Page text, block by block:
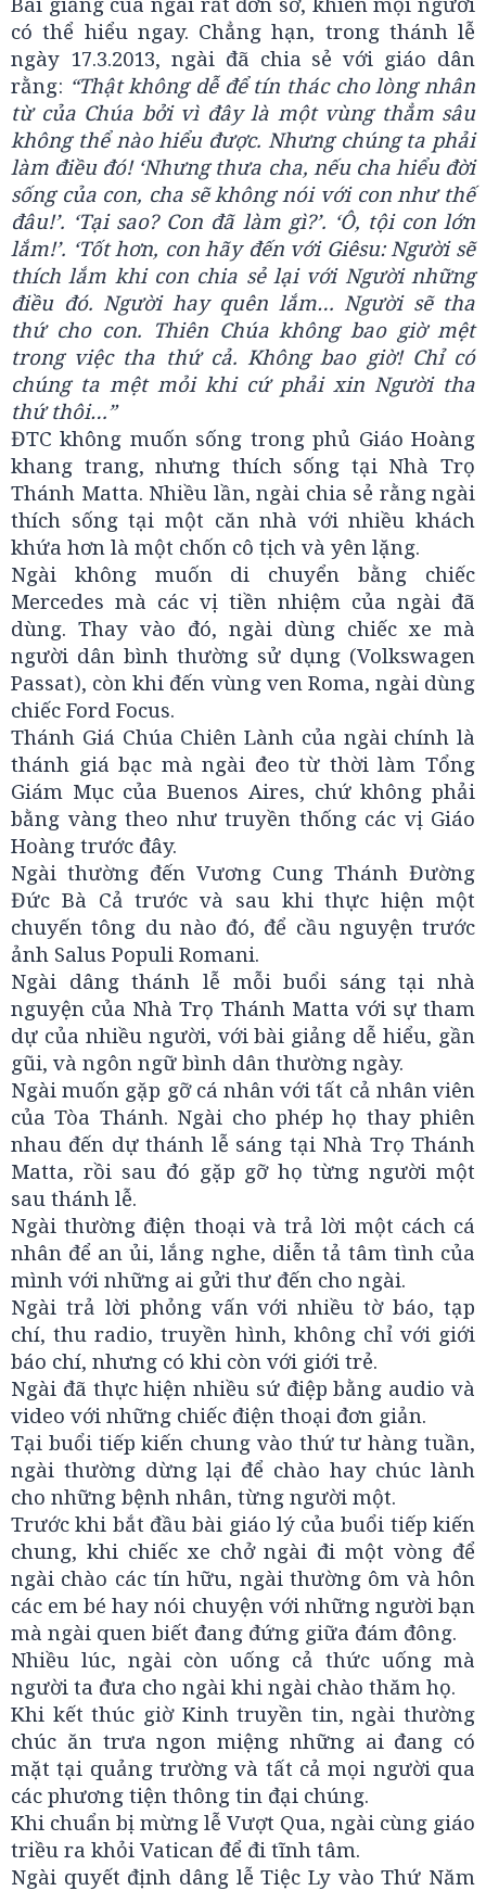
có thể hiểu ngay. Chẳng hạn, trong thánh lễ
ngày 17.3.2013, ngài đã chia sẻ với giáo dân
rằng: “Thật không dễ để tín thác cho lòng nhân
từ của Chúa bởi vì đây là một vùng thẳm sâu
không thể nào hiểu được. Nhưng chúng ta phải
làm điều đó! ‘Nhưng thưa cha, nếu cha hiểu đời
sống của con, cha sẽ không nói với con như thế
đâu!’. ‘Tại sao? Con đã làm gì?’. ‘Ô, tội con lớn
lắm!’. ‘Tốt hơn, con hãy đến với Giêsu: Người sẽ
thích lắm khi con chia sẻ lại với Người những
điều đó. Người hay quên lắm… Người sẽ tha
thứ cho con. Thiên Chúa không bao giờ mệt
trong việc tha thứ cả. Không bao giờ! Chỉ có
chúng ta mệt mỏi khi cứ phải xin Người tha
thứ thôi…”
ĐTC không muốn sống trong phủ Giáo Hoàng
khang trang, nhưng thích sống tại Nhà Trọ
Thánh Matta. Nhiều lần, ngài chia sẻ rằng ngài
thích sống tại một căn nhà với nhiều khách
khứa hơn là một chốn cô tịch và yên lặng.
Ngài không muốn di chuyển bằng chiếc
Mercedes mà các vị tiền nhiệm của ngài đã
dùng. Thay vào đó, ngài dùng chiếc xe mà
người dân bình thường sử dụng (Volkswagen
Passat), còn khi đến vùng ven Roma, ngài dùng
chiếc Ford Focus.
Thánh Giá Chúa Chiên Lành của ngài chính là
thánh giá bạc mà ngài đeo từ thời làm Tổng
Giám Mục của Buenos Aires, chứ không phải
bằng vàng theo như truyền thống các vị Giáo
Hoàng trước đây.
Ngài thường đến Vương Cung Thánh Đường
Đức Bà Cả trước và sau khi thực hiện một
chuyến tông du nào đó, để cầu nguyện trước
ảnh Salus Populi Romani.
Ngài dâng thánh lễ mỗi buổi sáng tại nhà
nguyện của Nhà Trọ Thánh Matta với sự tham
dự của nhiều người, với bài giảng dễ hiểu, gần
gũi, và ngôn ngữ bình dân thường ngày.
Ngài muốn gặp gỡ cá nhân với tất cả nhân viên
của Tòa Thánh. Ngài cho phép họ thay phiên
nhau đến dự thánh lễ sáng tại Nhà Trọ Thánh
Matta, rồi sau đó gặp gỡ họ từng người một
sau thánh lễ.
Ngài thường điện thoại và trả lời một cách cá
nhân để an ủi, lắng nghe, diễn tả tâm tình của
mình với những ai gửi thư đến cho ngài.
Ngài trả lời phỏng vấn với nhiều tờ báo, tạp
chí, thu radio, truyền hình, không chỉ với giới
báo chí, nhưng có khi còn với giới trẻ.
Ngài đã thực hiện nhiều sứ điệp bằng audio và
video với những chiếc điện thoại đơn giản.
Tại buổi tiếp kiến chung vào thứ tư hàng tuần,
ngài thường dừng lại để chào hay chúc lành
cho những bệnh nhân, từng người một.
Trước khi bắt đầu bài giáo lý của buổi tiếp kiến
chung, khi chiếc xe chở ngài đi một vòng để
ngài chào các tín hữu, ngài thường ôm và hôn
các em bé hay nói chuyện với những người bạn
mà ngài quen biết đang đứng giữa đám đông.
Nhiều lúc, ngài còn uống cả thức uống mà
người ta đưa cho ngài khi ngài chào thăm họ.
Khi kết thúc giờ Kinh truyền tin, ngài thường
chúc ăn trưa ngon miệng những ai đang có
mặt tại quảng trường và tất cả mọi người qua
các phương tiện thông tin đại chúng.
Khi chuẩn bị mừng lễ Vượt Qua, ngài cùng giáo
triều ra khỏi Vatican để đi tĩnh tâm.
Ngài quyết định dâng lễ Tiệc Ly vào Thứ Năm